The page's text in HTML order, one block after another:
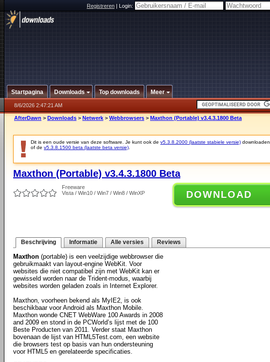
Registreren|Login:
Startpagina Downloads Top downloads Meer
8/6/2026 2:47:21 AM
AfterDawn > Downloads > Netwerk > Webbrowsers > Maxthon (Portable) v3.4.3.1800 Beta
Dit is een oude versie van deze software. Je kunt ook de v5.3.8.2000 (laatste stabiele versie) downloaden.
of de v5.3.8.1500 beta (laatste beta versie)
Maxthon (Portable) v3.4.3.1800 Beta
Freeware
Vista / Win10 / Win7 / Win8 / WinXP
DOWNLOAD
Beschrijving Informatie Alle versies Reviews
Maxthon (portable) is een veelzijdige webbrowser die
gebruikmaakt van layout-engine WebKit. Voor
websites die niet compatibel zijn met WebKit kan er
gewisseld worden naar de Trident-modus, waarbij
websites worden geladen zoals in Internet Explorer.
Maxthon, voorheen bekend als MyIE2, is ook
beschikbaar voor Android als Maxthon Mobile.
Maxthon wonde CNET WebWare 100 Awards in 2008
and 2009 en stond in de PCWorld’s lijst met de 100
Beste Producten van 2011. Verder staat Maxthon
bovenaan de lijst van HTML5Test.com, een website
die browsers test op basis van hun ondersteuning
voor HTML5 en gerelateerde specificaties.